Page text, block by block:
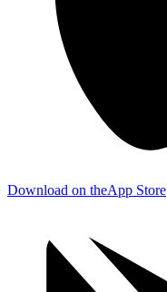
Download on theApp Store